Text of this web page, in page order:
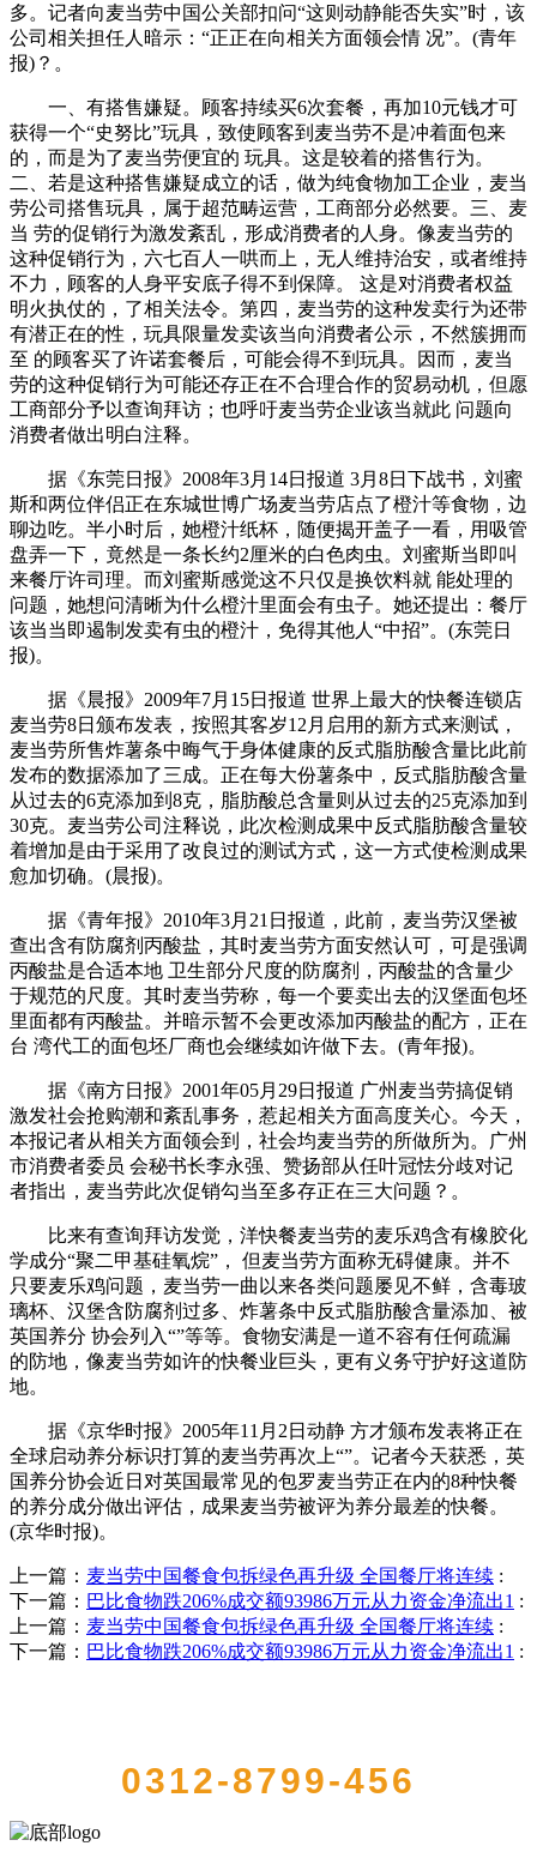
多。记者向麦当劳中国公关部扣问“这则动静能否失实”时，该
公司相关担任人暗示：“正正在向相关方面领会情 况”。(青年
报)？。
一、有搭售嫌疑。顾客持续买6次套餐，再加10元钱才可
获得一个“史努比”玩具，致使顾客到麦当劳不是冲着面包来
的，而是为了麦当劳便宜的 玩具。这是较着的搭售行为。
二、若是这种搭售嫌疑成立的话，做为纯食物加工企业，麦当
劳公司搭售玩具，属于超范畴运营，工商部分必然要。三、麦
当 劳的促销行为激发紊乱，形成消费者的人身。像麦当劳的
这种促销行为，六七百人一哄而上，无人维持治安，或者维持
不力，顾客的人身平安底子得不到保障。 这是对消费者权益
明火执仗的，了相关法令。第四，麦当劳的这种发卖行为还带
有潜正在的性，玩具限量发卖该当向消费者公示，不然簇拥而
至 的顾客买了许诺套餐后，可能会得不到玩具。因而，麦当
劳的这种促销行为可能还存正在不合理合作的贸易动机，但愿
工商部分予以查询拜访；也呼吁麦当劳企业该当就此 问题向
消费者做出明白注释。
据《东莞日报》2008年3月14日报道 3月8日下战书，刘蜜
斯和两位伴侣正在东城世博广场麦当劳店点了橙汁等食物，边
聊边吃。半小时后，她橙汁纸杯，随便揭开盖子一看，用吸管
盘弄一下，竟然是一条长约2厘米的白色肉虫。刘蜜斯当即叫
来餐厅许司理。而刘蜜斯感觉这不只仅是换饮料就 能处理的
问题，她想问清晰为什么橙汁里面会有虫子。她还提出：餐厅
该当当即遏制发卖有虫的橙汁，免得其他人“中招”。(东莞日
报)。
据《晨报》2009年7月15日报道 世界上最大的快餐连锁店
麦当劳8日颁布发表，按照其客岁12月启用的新方式来测试，
麦当劳所售炸薯条中晦气于身体健康的反式脂肪酸含量比此前
发布的数据添加了三成。正在每大份薯条中，反式脂肪酸含量
从过去的6克添加到8克，脂肪酸总含量则从过去的25克添加到
30克。麦当劳公司注释说，此次检测成果中反式脂肪酸含量较
着增加是由于采用了改良过的测试方式，这一方式使检测成果
愈加切确。(晨报)。
据《青年报》2010年3月21日报道，此前，麦当劳汉堡被
查出含有防腐剂丙酸盐，其时麦当劳方面安然认可，可是强调
丙酸盐是合适本地 卫生部分尺度的防腐剂，丙酸盐的含量少
于规范的尺度。其时麦当劳称，每一个要卖出去的汉堡面包坯
里面都有丙酸盐。并暗示暂不会更改添加丙酸盐的配方，正在
台 湾代工的面包坯厂商也会继续如许做下去。(青年报)。
据《南方日报》2001年05月29日报道 广州麦当劳搞促销
激发社会抢购潮和紊乱事务，惹起相关方面高度关心。今天，
本报记者从相关方面领会到，社会均麦当劳的所做所为。广州
市消费者委员 会秘书长李永强、赞扬部从任叶冠怯分歧对记
者指出，麦当劳此次促销勾当至多存正在三大问题？。
比来有查询拜访发觉，洋快餐麦当劳的麦乐鸡含有橡胶化
学成分“聚二甲基硅氧烷”， 但麦当劳方面称无碍健康。并不
只要麦乐鸡问题，麦当劳一曲以来各类问题屡见不鲜，含毒玻
璃杯、汉堡含防腐剂过多、炸薯条中反式脂肪酸含量添加、被
英国养分 协会列入“”等等。食物安满是一道不容有任何疏漏
的防地，像麦当劳如许的快餐业巨头，更有义务守护好这道防
地。
据《京华时报》2005年11月2日动静 方才颁布发表将正在
全球启动养分标识打算的麦当劳再次上“”。记者今天获悉，英
国养分协会近日对英国最常见的包罗麦当劳正在内的8种快餐
的养分成分做出评估，成果麦当劳被评为养分最差的快餐。
(京华时报)。
上一篇： 麦当劳中国餐食包拆绿色再升级 全国餐厅将连续 :
下一篇： 巴比食物跌206%成交额93986万元从力资金净流出1 :
上一篇： 麦当劳中国餐食包拆绿色再升级 全国餐厅将连续 :
下一篇： 巴比食物跌206%成交额93986万元从力资金净流出1 :
0312-8799-456